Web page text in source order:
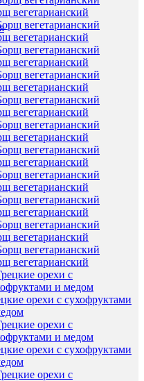
вегетарианский
вегетарианский
вегетарианский
вегетарианский
вегетарианский
вегетарианский
вегетарианский
вегетарианский
вегетарианский
вегетарианский
вегетарианский
орехи с сухофруктами
орехи с сухофруктами